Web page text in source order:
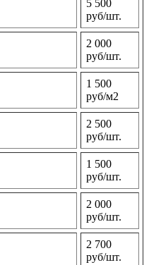
5 500
руб/шт.
2 000
руб/шт.
1 500
руб/м2
2 500
руб/шт.
1 500
руб/шт.
2 000
руб/шт.
2 700
руб/шт.